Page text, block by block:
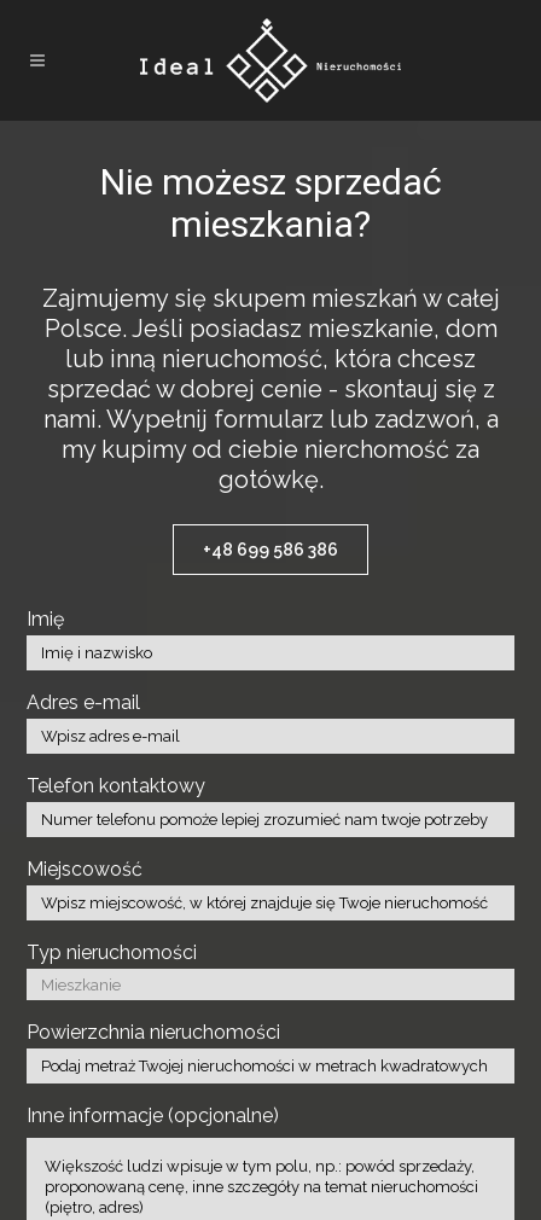
Nie możesz sprzedać
mieszkania?
Zajmujemy się skupem mieszkań w całej
Polsce. Jeśli posiadasz mieszkanie, dom
lub inną nieruchomość, która chcesz
sprzedać w dobrej cenie - skontauj się z
nami. Wypełnij formularz lub zadzwoń, a
my kupimy od ciebie nierchomość za
gotówkę.
+48 699 586 386
Imię
Adres e-mail
Telefon kontaktowy
Miejscowość
Typ nieruchomości
Powierzchnia nieruchomości
Inne informacje (opcjonalne)